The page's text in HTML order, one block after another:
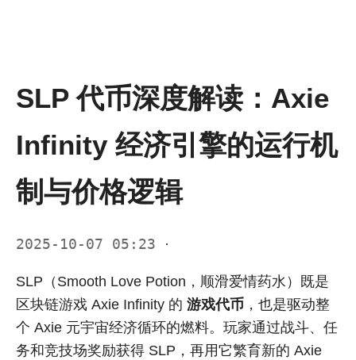
SLP 代币深度解读：Axie
Infinity 经济引擎的运行机
制与价格逻辑
2025-10-07 05:23 ·
SLP（Smooth Love Potion，顺滑爱情药水）既是
区块链游戏 Axie Infinity 的 游戏代币 ，也是驱动整
个 Axie 元宇宙经济循环的燃料。玩家通过战斗、任
务和竞技场奖励获得 SLP，再用它繁育新的 Axie